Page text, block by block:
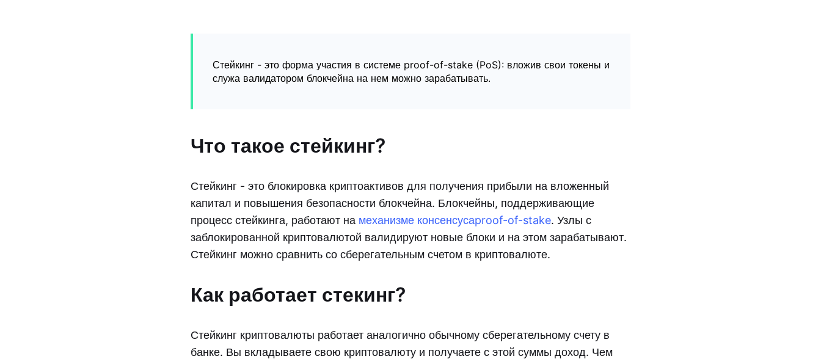
Стейкинг - это форма участия в системе proof-of-stake (PoS): вложив свои токены и
служа валидатором блокчейна на нем можно зарабатывать.
Что такое стейкинг?
Стейкинг - это блокировка криптоактивов для получения прибыли на вложенный
капитал и повышения безопасности блокчейна. Блокчейны, поддерживающие
процесс стейкинга, работают на механизме консенсусаproof-of-stake. Узлы с
заблокированной криптовалютой валидируют новые блоки и на этом зарабатывают.
Стейкинг можно сравнить со сберегательным счетом в криптовалюте.
Как работает стекинг?
Стейкинг криптовалюты работает аналогично обычному сберегательному счету в
банке. Вы вкладываете свою криптовалюту и получаете с этой суммы доход. Чем